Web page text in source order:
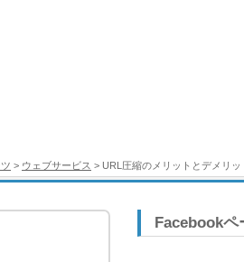
> ウェブサービス > URL圧縮のメリットとデメリッ
Facebookペ